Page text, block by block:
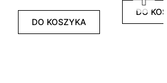
DO KOSZYKA
DO